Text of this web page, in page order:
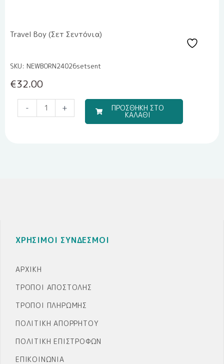
Travel Boy (Σετ Σεντόνια)
SKU: NEWBORN24026setsent
€32.00
-
Μπομπονιέρα
Υγρής
+ ΠΡΟΣΘΗΚΗ ΣΤΟ
ΚΑΛΑΘΙ
ΧΡΗΣΙΜΟΙ ΣΥΝΔΕΣΜΟΙ
ΑΡΧΙΚΉ
ΤΡΌΠΟΙ ΑΠΟΣΤΟΛΉΣ
ΤΡΌΠΟΙ ΠΛΗΡΩΜΉΣ
ΠΟΛΙΤΙΚΉ ΑΠΟΡΡΉΤΟΥ
ΠΟΛΙΤΙΚΉ ΕΠΙΣΤΡΟΦΏΝ
ΕΠΙΚΟΙΝΩΝΊΑ